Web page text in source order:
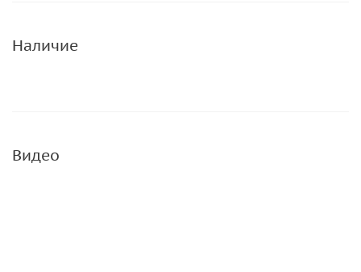
Наличие
Видео